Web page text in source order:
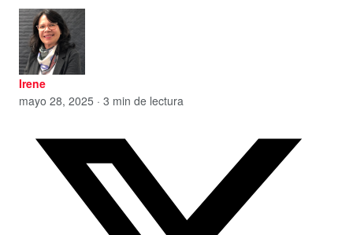
Irene
mayo 28, 2025 · 3 min de lectura